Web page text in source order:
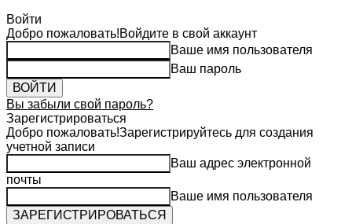
Войти
Добро пожаловать!Войдите в свой аккаунт
Ваше имя пользователя
Ваш пароль
Вы забыли свой пароль?
Зарегистрироваться
Добро пожаловать!Зарегистрируйтесь для создания
учетной записи
Ваш адрес электронной
почты
Ваше имя пользователя